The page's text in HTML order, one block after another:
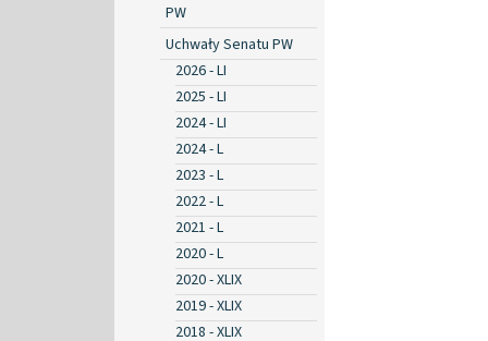
PW
Uchwały Senatu PW
2026 - LI
2025 - LI
2024 - LI
2024 - L
2023 - L
2022 - L
2021 - L
2020 - L
2020 - XLIX
2019 - XLIX
2018 - XLIX